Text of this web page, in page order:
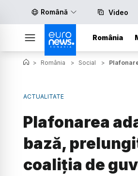
Română Video
România
> România > Social >
ACTUALITATE
Plafonarea
bază,
coaliția de